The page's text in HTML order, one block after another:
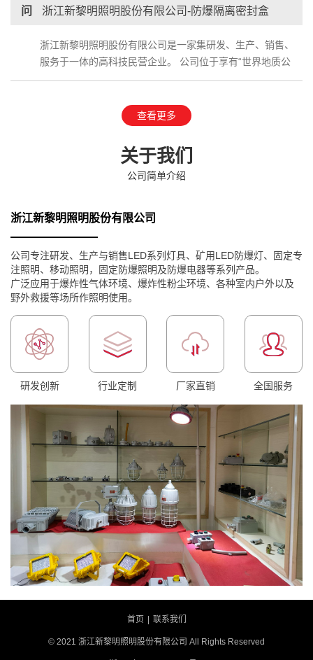
问 浙江新黎明照明股份有限公司-防爆隔离密封盒
浙江新黎明照明股份有限公司是一家集研发、生产、销售、
服务于一体的高科技民营企业。 公司位于享有“世界地质公
园”、国家AAAAA级…
查看更多
关于我们
公司简单介绍
浙江新黎明照明股份有限公司
公司专注研发、生产与销售LED系列灯具、矿用LED防爆灯、固定专
注照明、移动照明，固定防爆照明及防爆电器等系列产品。
广泛应用于爆炸性气体环境、爆炸性粉尘环境、各种室内户外以及
野外救援等场所作照明使用。
研发创新 行业定制 厂家直销 全国服务
首页 联系我们
© 2021 浙江新黎明照明股份有限公司 All Rights Reserved